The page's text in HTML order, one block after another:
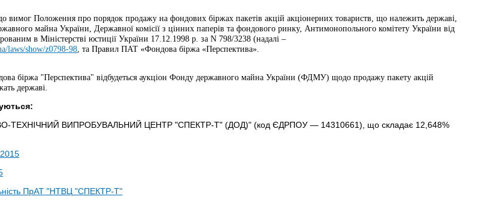
вимог Положення про порядок продажу на фондових біржах пакетів акцій акціонерних товариств, що належить державі,
майна України, Державної комісії з цінних паперів та фондового ринку, Антимонопольного комітету України від
в Міністерстві юстиції України 17.12.1998 р. за N 798/3238 (надалі –
laws/show/z0798-98 , та Правил ПАТ «Фондова біржа «Перспектива».
біржа "Перспектива" відбудеться аукціон Фонду державного майна України (ФДМУ) щодо продажу пакету акцій
державі.
ТЕХНІЧНИЙ ВИПРОБУВАЛЬНИЙ ЦЕНТР "СПЕКТР-Т" (ДОД)" (код ЄДРПОУ — 14310661), що складає 12,648%
ПрАТ "НТВЦ "СПЕКТР-Т"